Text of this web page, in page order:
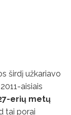
širdį užkariavo
aisiais
erių metų
tai porai